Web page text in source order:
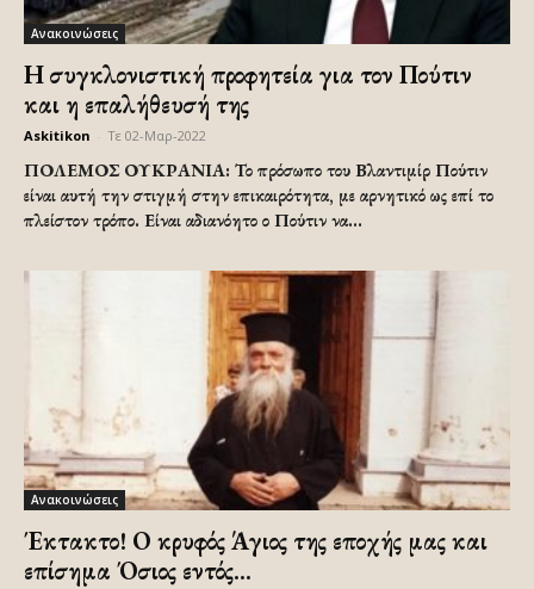
Ανακοινώσεις
Η συγκλονιστική προφητεία για τον Πούτιν
και η επαλήθευσή της
Askitikon Τε 02-Μαρ-2022
ΠΟΛΕΜΟΣ ΟΥΚΡΑΝΙΑ: Το πρόσωπο του Βλαντιμίρ Πούτιν
είναι αυτή την στιγμή στην επικαιρότητα, με αρνητικό ως επί το
πλείστον τρόπο. Είναι αδιανόητο ο Πούτιν να...
Ανακοινώσεις
Έκτακτο! Ο κρυφός Άγιος της εποχής μας και
επίσημα Όσιος εντός...